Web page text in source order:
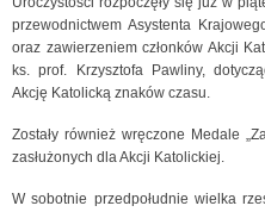
przewodnictwem Asystenta
oraz zawierzeniem członków Akcji
ks. prof. Krzysztofa Pawliny,
Akcję Katolicką znaków czasu.
Zostały również wręczone Medale
zasłużonych dla Akcji Katolickiej.
W sobotnie przedpołudnie wielka